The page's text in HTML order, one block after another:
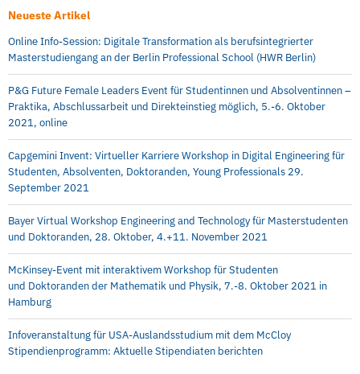
Neueste Artikel
Online Info-Session: Digitale Transformation als berufsintegrierter
Masterstudiengang an der Berlin Professional School (HWR Berlin)
P&G Future Female Leaders Event für Studentinnen und Absolventinnen –
Praktika, Abschlussarbeit und Direkteinstieg möglich, 5.-6. Oktober
2021, online
Capgemini Invent: Virtueller Karriere Workshop in Digital Engineering für
Studenten, Absolventen, Doktoranden, Young Professionals 29.
September 2021
Bayer Virtual Workshop Engineering and Technology für Masterstudenten
und Doktoranden, 28. Oktober, 4.+11. November 2021
McKinsey-Event mit interaktivem Workshop für Studenten
und Doktoranden der Mathematik und Physik, 7.-8. Oktober 2021 in
Hamburg
Infoveranstaltung für USA-Auslandsstudium mit dem McCloy
Stipendienprogramm: Aktuelle Stipendiaten berichten